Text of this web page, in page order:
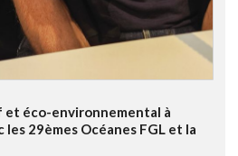
et éco-environnemental à
29èmes Océanes FGL et la